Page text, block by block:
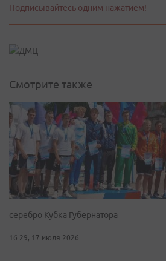
Подписывайтесь одним нажатием!
Смотрите также
серебро Кубка Губернатора
16:29, 17 июля 2026